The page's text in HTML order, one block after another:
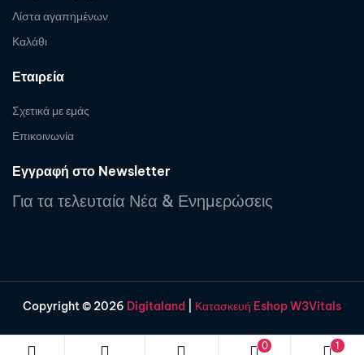
0 1
Λίστα αγαπημένων
Καλάθι
Εταιρεία
Σχετικά με εμάς
Επικοινωνία
Εγγραφή στο Newsletter
Για τα τελευταία Νέα & Ενημερώσεις
Copyright © 2026 Digitaland Κατασκευή Eshop W3Vitals